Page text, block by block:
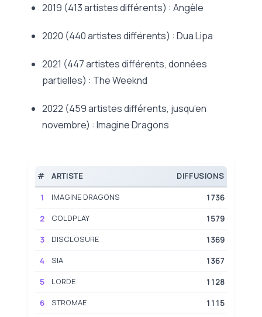
2019 (413 artistes différents) : Angèle
2020 (440 artistes différents) : Dua Lipa
2021 (447 artistes différents, données
partielles) : The Weeknd
2022 (459 artistes différents, jusqu’en
novembre) : Imagine Dragons
# ARTISTE DIFFUSIONS
1 IMAGINE DRAGONS
1736
2
COLDPLAY
1579
3
DISCLOSURE
1369
4
SIA
1367
5
LORDE
1128
6
STROMAE
1115